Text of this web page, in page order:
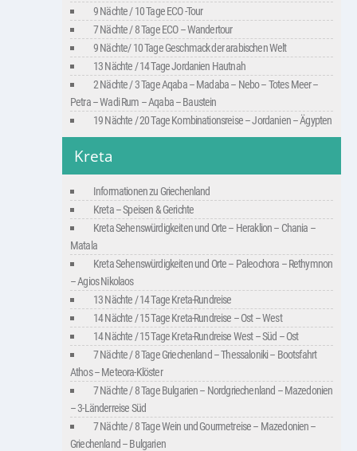
9 Nächte / 10 Tage ECO -Tour
7 Nächte / 8 Tage ECO – Wandertour
9 Nächte/ 10 Tage Geschmack der arabischen Welt
13 Nächte / 14 Tage Jordanien Hautnah
2 Nächte / 3 Tage Aqaba – Madaba – Nebo – Totes Meer –
Petra – Wadi Rum – Aqaba – Baustein
19 Nächte / 20 Tage Kombinationsreise – Jordanien – Ägypten
Kreta
Informationen zu Griechenland
Kreta – Speisen & Gerichte
Kreta Sehenswürdigkeiten und Orte – Heraklion – Chania –
Matala
Kreta Sehenswürdigkeiten und Orte – Paleochora – Rethymnon
– Agios Nikolaos
13 Nächte / 14 Tage Kreta-Rundreise
14 Nächte / 15 Tage Kreta-Rundreise – Ost – West
14 Nächte / 15 Tage Kreta-Rundreise West – Süd – Ost
7 Nächte / 8 Tage Griechenland – Thessaloniki – Bootsfahrt
Athos – Meteora-Klöster
7 Nächte / 8 Tage Bulgarien – Nordgriechenland – Mazedonien
– 3-Länderreise Süd
7 Nächte / 8 Tage Wein und Gourmetreise – Mazedonien –
Griechenland – Bulgarien